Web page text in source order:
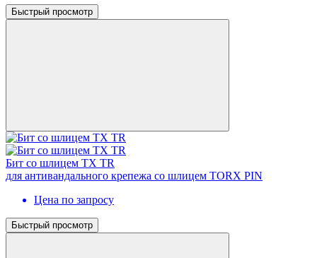
Быстрый просмотр
Бит со шлицем TX TR
для антивандального крепежа со шлицем TORX PIN
Цена по запросу
Быстрый просмотр